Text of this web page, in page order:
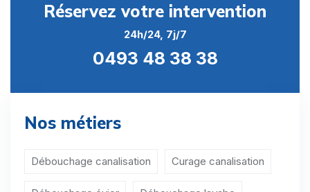
Curage canalisation Brûly-de-Pesche
Curage canalisation Castillon
Curage canalisation Corenne
Curage canalisation Cul-des-Sarts
Réservez votre intervention
24h/24, 7j/7
0493 48 38 38
Nos métiers
Débouchage canalisation Curage canalisation